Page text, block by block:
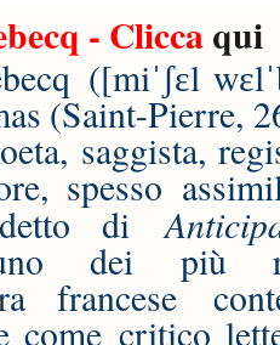
- Cliccaqui
([miˈʃɛl
(Saint-Pierre,
saggista,
spesso
detto di
uno dei più
francese
come critico